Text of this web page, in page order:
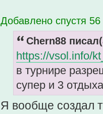
Добавлено спустя 56
Chern88
https://vsol.info/
в турнире
супер и 3
Я вообще создал